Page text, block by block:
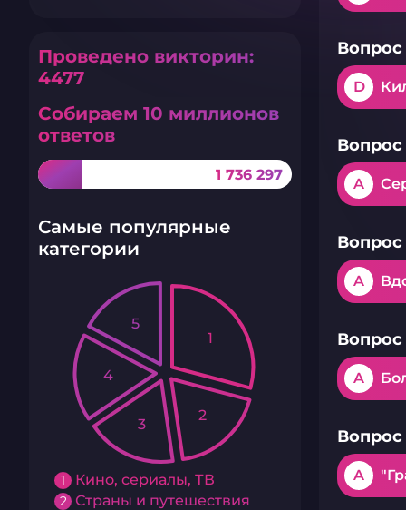
Проведено викторин:
4477
Собираем 10 миллионов
ответов
1 736 297
Самые популярные
категории
1 Кино, сериалы, ТВ
2 Страны и путешествия
1
2
3
4
5
Вопрос
D
Вопрос
A
Вопрос
A
Вопрос
A
Вопрос
A